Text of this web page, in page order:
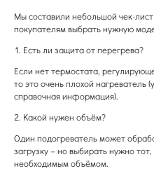
Мы составили небольшой чек-
покупателям выбрать нужную
1. Есть ли защита от перегрева?
Если нет термостата,
то это очень плохой нагреватель
справочная информация).
2. Какой нужен объём?
Один подогреватель может
загрузку – но выбирать нужно
необходимым объёмом.